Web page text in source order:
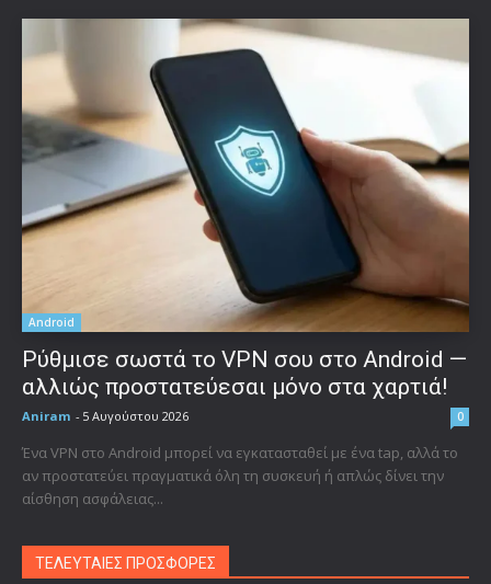
Android
Ρύθμισε σωστά το VPN σου στο Android —
αλλιώς προστατεύεσαι μόνο στα χαρτιά!
Aniram - 5 Αυγούστου 2026 0
Ένα VPN στο Android μπορεί να εγκατασταθεί με ένα tap, αλλά το
αν προστατεύει πραγματικά όλη τη συσκευή ή απλώς δίνει την
αίσθηση ασφάλειας...
ΤΕΛΕΥΤΑΙΕΣ ΠΡΟΣΦΟΡΕΣ